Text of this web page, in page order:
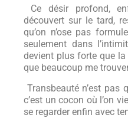
Ce désir profond,
découvert sur le tard,
qu’on n’ose pas
seulement dans
devient plus forte que la
que beaucoup me
Transbeauté n’est pas
c’est un cocon où l’on
se regarder enfin avec